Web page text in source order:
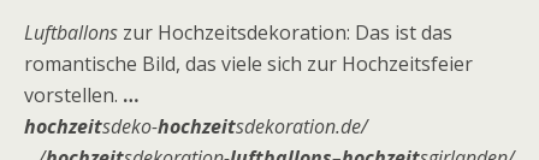
Luftballons zur Hochzeitsdekoration: Das ist das
romantische Bild, das viele sich zur Hochzeitsfeier
vorstellen. …
hochzeitsdeko-hochzeitsdekoration.de/